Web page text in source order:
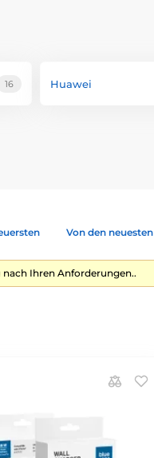
16 Huawei
Von den neuesten
nach Ihren Anforderungen..